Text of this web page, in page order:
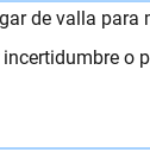
de valla para
o